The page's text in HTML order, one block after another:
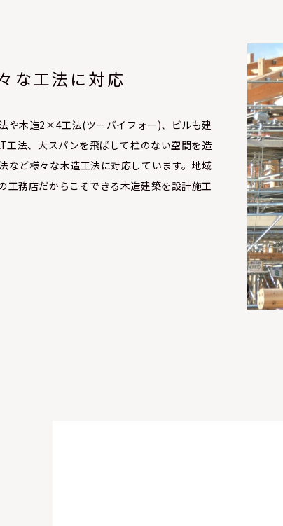
な工法に対応
や木造2×4工法(ツーバイフォー)、ビルも建
工法、大スパンを飛ばして柱のない空間を造
など様々な木造工法に対応しています。地域
工務店だからこそできる木造建築を設計施工